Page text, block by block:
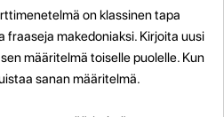
on klassinen tapa
fraaseja makedoniaksi. Kirjoita uusi
määritelmä toiselle puolelle. Kun
sanan määritelmä.